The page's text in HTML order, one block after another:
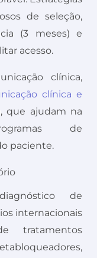
de seleção,
(3 meses) e
acesso.
clínica,
clínica e
, que ajudam na
de
paciente.
de
internacionais
tratamentos